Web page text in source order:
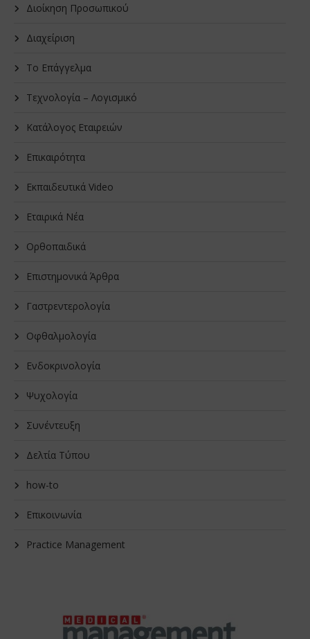
Διοίκηση Προσωπικού
Διαχείριση
Το Επάγγελμα
Τεχνολογία – Λογισμικό
Κατάλογος Εταιρειών
Επικαιρότητα
Εκπαιδευτικά Video
Εταιρικά Νέα
Oρθοπαιδικά
Επιστημονικά Άρθρα
Γαστρεντερολογία
Οφθαλμολογία
Ενδοκρινολογία
Ψυχολογία
Συνέντευξη
Δελτία Τύπου
how-to
Επικοινωνία
Practice Management